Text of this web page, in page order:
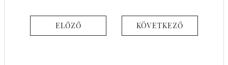
ELŐZŐ KÖVETKEZŐ